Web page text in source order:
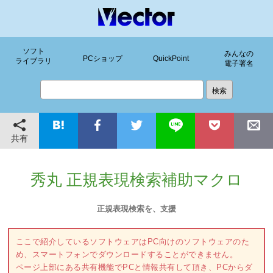
ソフト
ライブラリ
PCショップ QuickPoint
みんなの
電子署名
共有
秀丸 正規表現検索補助マクロ
正規表現検索を、支援
ここで紹介しているソフトウェアはPC向けのソフトウェアのた
め、スマートフォンでダウンロードすることができません。
ページ上部にある共有機能でPCと情報共有して頂き、PCからダ